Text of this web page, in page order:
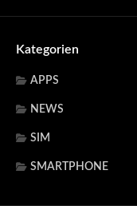
Kategorien
APPS
NEWS
SIM
SMARTPHONE